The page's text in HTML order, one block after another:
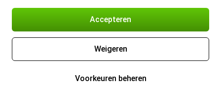
Accepteren
Weigeren
Voorkeuren beheren